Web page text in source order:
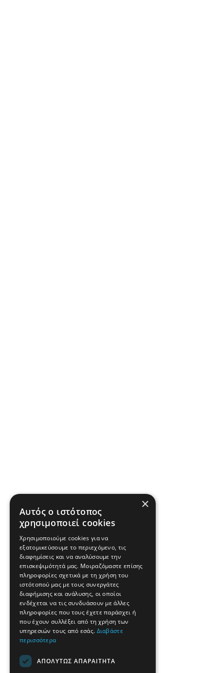
×
Αυτός ο ιστότοπος
χρησιμοποιεί cookies
Χρησιμοποιούμε cookies για να
εξατομικεύσουμε το περιεχόμενο, τις
διαφημίσεις και να αναλύσουμε την
επισκεψιμότητά μας. Μοιραζόμαστε επίσης
πληροφορίες σχετικά με τη χρήση του
ιστότοπού μας με τους συνεργάτες
διαφήμισης και ανάλυσης, οι οποίοι
ενδέχεται να τις συνδυάσουν με άλλες
πληροφορίες που τους έχετε παράσχει ή
που έχουν συλλέξει από τη χρήση των
υπηρεσιών τους από εσάς. Διαβάστε
περισσότερα
ΑΠΟΛΎΤΩΣ ΑΠΑΡΑΊΤΗΤΑ